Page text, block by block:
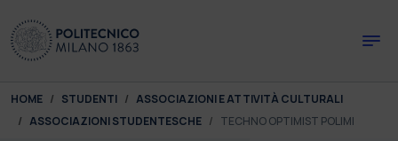
You are here:
HOME STUDENTI
ASSOCIAZIONI E ATTIVITÀ CULTURALI
ASSOCIAZIONI STUDENTESCHE
TECHNO OPTIMIST POLIMI